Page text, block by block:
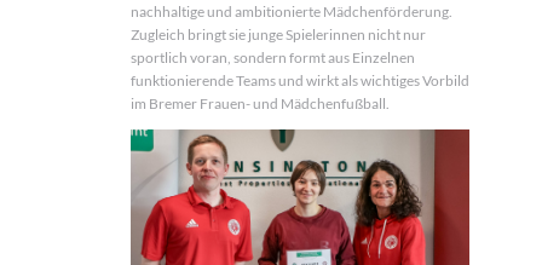
nachhaltige und ambitionierte Mädchenförderung.
Zugleich bringt sie junge Spielerinnen nicht nur
sportlich voran, sondern formt aus Einzelnen
funktionierende Teams und wirkt als wichtiges Vorbild
im Bremer Frauen- und Mädchenfußball.